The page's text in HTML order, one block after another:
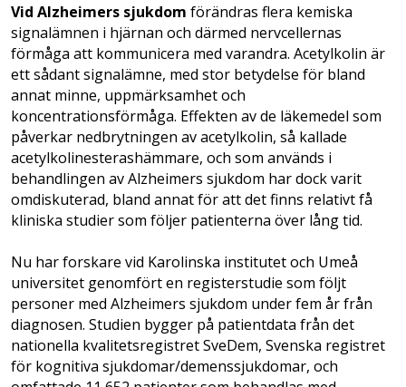
Vid Alzheimers sjukdom förändras flera kemiska
signalämnen i hjärnan och därmed nervcellernas
förmåga att kommunicera med varandra. Acetylkolin är
ett sådant signalämne, med stor betydelse för bland
annat minne, uppmärksamhet och
koncentrationsförmåga. Effekten av de läkemedel som
påverkar nedbrytningen av acetylkolin, så kallade
acetylkolinesterashämmare, och som används i
behandlingen av Alzheimers sjukdom har dock varit
omdiskuterad, bland annat för att det finns relativt få
kliniska studier som följer patienterna över lång tid.
Nu har forskare vid Karolinska institutet och Umeå
universitet genomfört en registerstudie som följt
personer med Alzheimers sjukdom under fem år från
diagnosen. Studien bygger på patientdata från det
nationella kvalitetsregistret SveDem, Svenska registret
för kognitiva sjukdomar/demenssjukdomar, och